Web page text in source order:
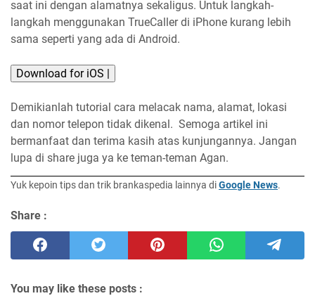
saat ini dengan alamatnya sekaligus. Untuk langkah-
langkah menggunakan TrueCaller di iPhone kurang lebih
sama seperti yang ada di Android.
Download for iOS |
Demikianlah tutorial cara melacak nama, alamat, lokasi
dan nomor telepon tidak dikenal. Semoga artikel ini
bermanfaat dan terima kasih atas kunjungannya. Jangan
lupa di share juga ya ke teman-teman Agan.
Yuk kepoin tips dan trik brankaspedia lainnya diGoogle News.
Share :
You may like these posts :